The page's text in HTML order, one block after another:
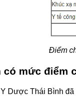
Điểm
mức điểm
Dược Thái Bình